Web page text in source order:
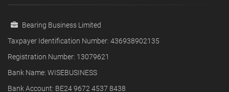
Bearing Business Limited
Taxpayer Identification Number: 436938902135
Registration Number: 13079621
Bank Name: WISEBUSINESS
Bank Account: BE24 9672 4537 8438